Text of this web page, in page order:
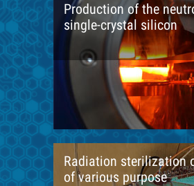
Production of the
single-crystal silicon
Radiation sterilization
of various purpose